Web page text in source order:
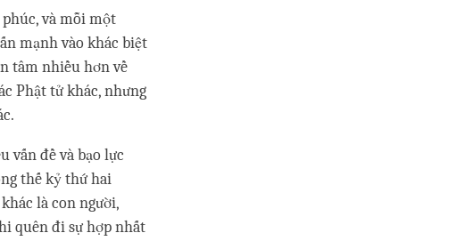
và mỗi một
mạnh vào khác biệt
tâm nhiều hơn về
Phật tử khác, nhưng
vấn đề và bạo lực
thế kỷ thứ hai
là con người,
quên đi sự hợp nhất